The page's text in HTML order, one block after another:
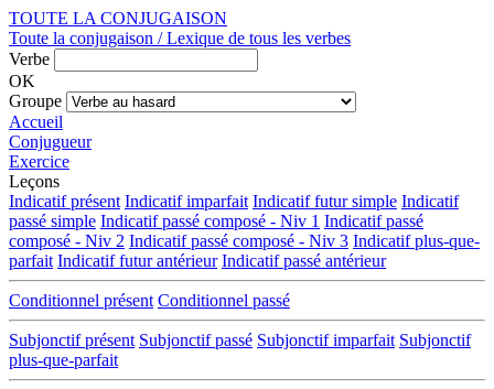
TOUTE LA CONJUGAISON
Toute la conjugaison / Lexique de tous les verbes
Verbe
OK
Groupe
Accueil
Conjugueur
Exercice
Leçons
Indicatif présent Indicatif imparfait Indicatif futur simple Indicatif
passé simple Indicatif passé composé - Niv 1 Indicatif passé
composé - Niv 2 Indicatif passé composé - Niv 3 Indicatif plus-que-
parfait Indicatif futur antérieur Indicatif passé antérieur
Conditionnel présent Conditionnel passé
Subjonctif présent Subjonctif passé Subjonctif imparfait Subjonctif
plus-que-parfait